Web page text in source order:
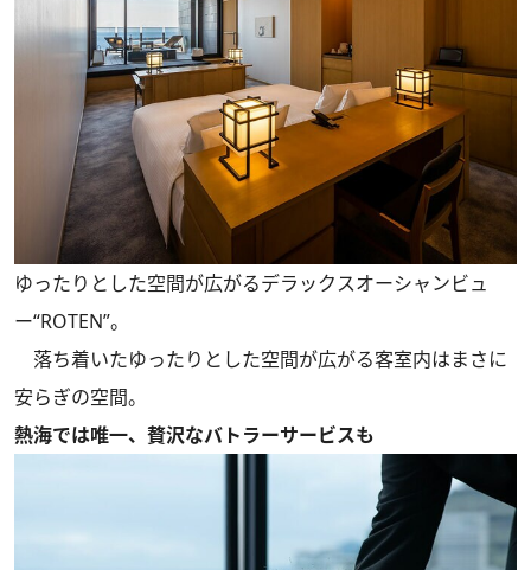
ゆったりとした空間が広がるデラックスオーシャンビュ
ー“ROTEN”。
落ち着いたゆったりとした空間が広がる客室内はまさに
安らぎの空間。
熱海では唯一、贅沢なバトラーサービスも